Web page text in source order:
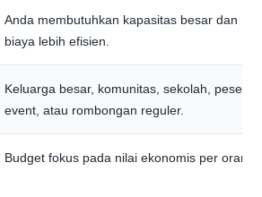
Anda membutuhkan kapasitas besar dan
biaya lebih efisien.
Keluarga besar, komunitas, sekolah, peserta
event, atau rombongan reguler.
Budget fokus pada nilai ekonomis per orang.